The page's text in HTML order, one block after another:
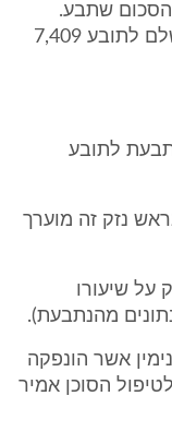
שתבע.
בהתאם לכך מחייבת את הנתבעת לשלם לתובע 7,409
לתובע
בראש נזק זה מוערך
על שיעורו
מהנתבעת).
אשר הונפקה
לטיפול הסוכן אמיר